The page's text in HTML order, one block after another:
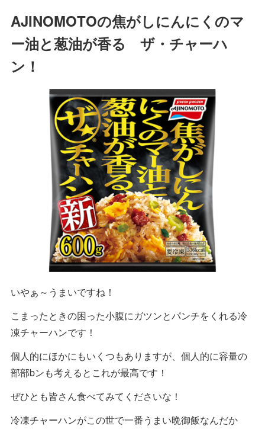
AJINOMOTOの焦がしにんにくのマ
ー油と葱油が香る ザ・チャーハ
ン！
いやぁ～うまいですね！
こまったときの困った小腹にガツンとパンチをくれる冷
凍チャーハンです！
個人的にほかにもいくつもありますが、個人的に容量の
部部bンも考えるとこれが最高です！
ぜひとも皆さん食べてみてくださいな！
冷凍チャーハンがこの世で一番うまい晩御飯なんだか